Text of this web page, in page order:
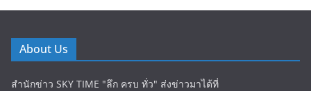
About Us
สำนักข่าว SKY TIME "ลึก ครบ ทั่ว" ส่งข่าวมาได้ที่